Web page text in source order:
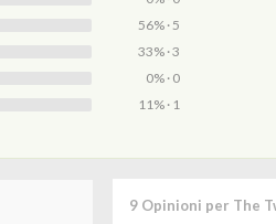
56% · 5
33% · 3
0% · 0
11% · 1
9 Opinioni per The